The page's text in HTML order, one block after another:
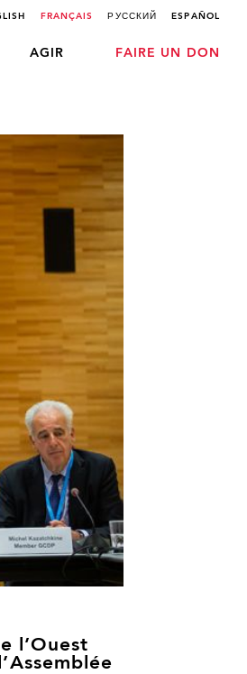
FRANÇAIS РУССКИЙ ESPAÑOL
AGIR FAIRE UN DON
l’Ouest